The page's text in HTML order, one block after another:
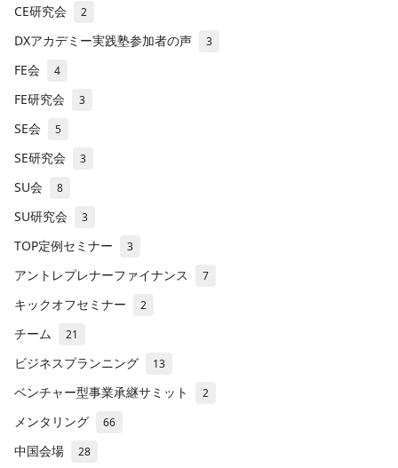
CE研究会 2
DXアカデミー実践塾参加者の声 3
FE会 4
FE研究会 3
SE会 5
SE研究会 3
SU会 8
SU研究会 3
TOP定例セミナー 3
アントレプレナーファイナンス 7
キックオフセミナー 2
チーム 21
ビジネスプランニング 13
ベンチャー型事業承継サミット 2
メンタリング 66
中国会場 28